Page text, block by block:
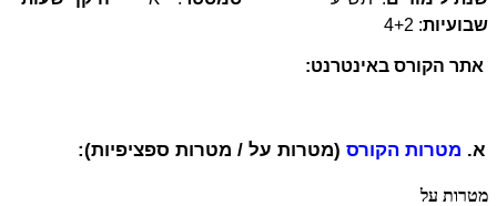
שבועיות: 4+2
אתר הקורס באינטרנט:
א. מטרות הקורס(מטרות על / מטרות ספציפיות):
מטרות על